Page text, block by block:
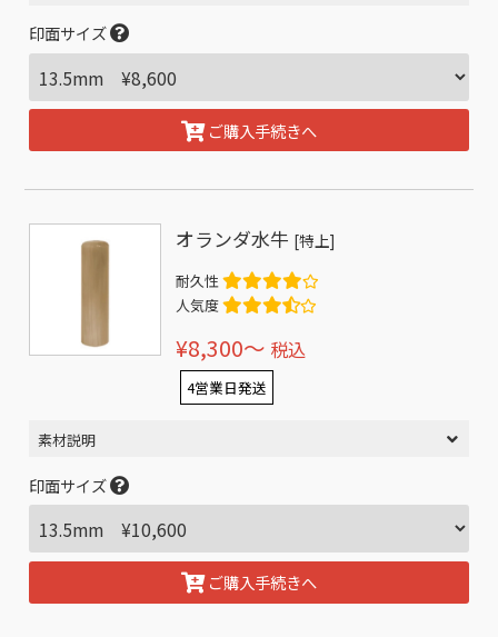
印面サイズ
ご購入手続きへ
オランダ水牛 [特上]
耐久性
人気度
¥8,300〜 税込
4営業日発送
素材説明
印面サイズ
ご購入手続きへ